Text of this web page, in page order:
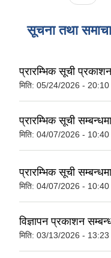
सूचना तथा
प्रारम्भिक सूची
मिति: 05/24/2026 - 20:10
प्रारम्भिक सूची
मिति: 04/07/2026 - 10:40
प्रारम्भिक सूची
मिति: 04/07/2026 - 10:40
विज्ञापन प्रकाशन
मिति: 03/13/2026 - 13:23